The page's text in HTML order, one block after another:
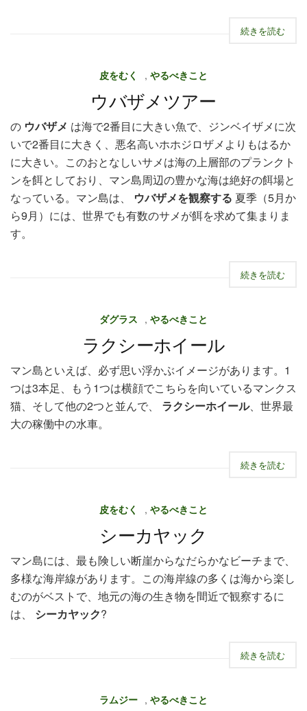
続きを読む
皮をむく , やるべきこと
ウバザメツアー
の ウバザメ は海で2番目に大きい魚で、ジンベイザメに次
いで2番目に大きく、悪名高いホホジロザメよりもはるか
に大きい。このおとなしいサメは海の上層部のプランクト
ンを餌としており、マン島周辺の豊かな海は絶好の餌場と
なっている。マン島は、 ウバザメを観察する 夏季（5月か
ら9月）には、世界でも有数のサメが餌を求めて集まりま
す。
続きを読む
ダグラス , やるべきこと
ラクシーホイール
マン島といえば、必ず思い浮かぶイメージがあります。1
つは3本足、もう1つは横顔でこちらを向いているマンクス
猫、そして他の2つと並んで、 ラクシーホイール、世界最
大の稼働中の水車。
続きを読む
皮をむく , やるべきこと
シーカヤック
マン島には、最も険しい断崖からなだらかなビーチまで、
多様な海岸線があります。この海岸線の多くは海から楽し
むのがベストで、地元の海の生き物を間近で観察するに
は、 シーカヤック?
続きを読む
ラムジー , やるべきこと